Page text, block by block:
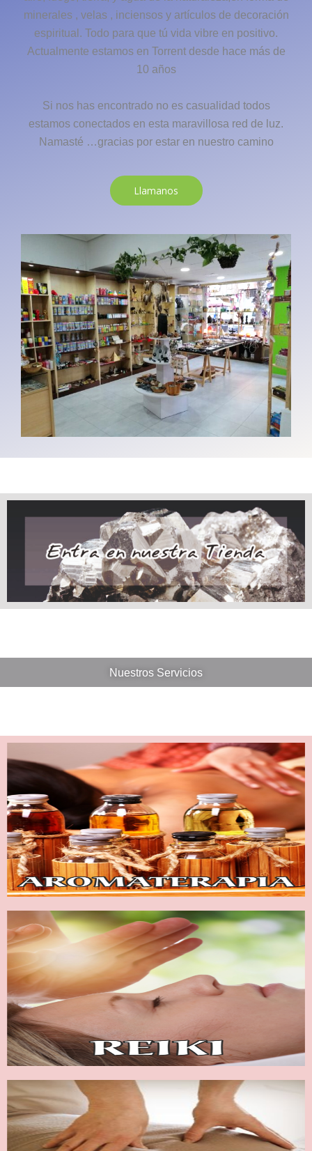
minerales , velas , inciensos y artículos de decoración
espiritual. Todo para que tú vida vibre en positivo.
Actualmente estamos en Torrent desde hace más de
10 años
Si nos has encontrado no es casualidad todos
estamos conectados en esta maravillosa red de luz.
Namasté …gracias por estar en nuestro camino
Llamanos
Nuestros Servicios